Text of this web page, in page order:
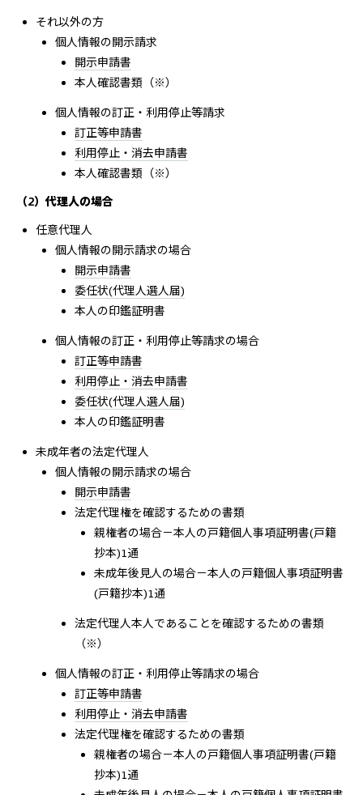
それ以外の方
個人情報の開示請求
開示申請書
本人確認書類（※）
個人情報の訂正・利用停止等請求
訂正等申請書
利用停止・消去申請書
本人確認書類（※）
（2）代理人の場合
任意代理人
個人情報の開示請求の場合
開示申請書
委任状(代理人選人届)
本人の印鑑証明書
個人情報の訂正・利用停止等請求の場合
訂正等申請書
利用停止・消去申請書
委任状(代理人選人届)
本人の印鑑証明書
未成年者の法定代理人
個人情報の開示請求の場合
開示申請書
法定代理権を確認するための書類
親権者の場合－本人の戸籍個人事項証明書(戸籍
抄本)1通
未成年後見人の場合－本人の戸籍個人事項証明書
(戸籍抄本)1通
法定代理人本人であることを確認するための書類
（※）
個人情報の訂正・利用停止等請求の場合
訂正等申請書
利用停止・消去申請書
法定代理権を確認するための書類
親権者の場合－本人の戸籍個人事項証明書(戸籍
抄本)1通